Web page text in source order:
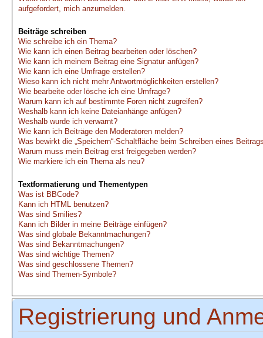
aufgefordert, mich anzumelden.
Beiträge schreiben
Wie schreibe ich ein Thema?
Wie kann ich einen Beitrag bearbeiten oder löschen?
Wie kann ich meinem Beitrag eine Signatur anfügen?
Wie kann ich eine Umfrage erstellen?
Wieso kann ich nicht mehr Antwortmöglichkeiten erstellen?
Wie bearbeite oder lösche ich eine Umfrage?
Warum kann ich auf bestimmte Foren nicht zugreifen?
Weshalb kann ich keine Dateianhänge anfügen?
Weshalb wurde ich verwarnt?
Wie kann ich Beiträge den Moderatoren melden?
Was bewirkt die „Speichern“-Schaltfläche beim Schreiben eines
Warum muss mein Beitrag erst freigegeben werden?
Wie markiere ich ein Thema als neu?
Textformatierung und Thementypen
Was ist BBCode?
Kann ich HTML benutzen?
Was sind Smilies?
Kann ich Bilder in meine Beiträge einfügen?
Was sind globale Bekanntmachungen?
Was sind Bekanntmachungen?
Was sind wichtige Themen?
Was sind geschlossene Themen?
Was sind Themen-Symbole?
Registrierung und